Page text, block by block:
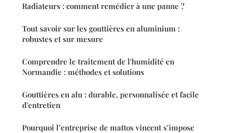
Radiateurs : comment remédier à une panne ?
Tout savoir sur les gouttières en aluminium :
robustes et sur mesure
Comprendre le traitement de l'humidité en
Normandie : méthodes et solutions
Gouttières en alu : durable, personnalisée et facile
d'entretien
Pourquoi l’entreprise de mattos vincent s’impose